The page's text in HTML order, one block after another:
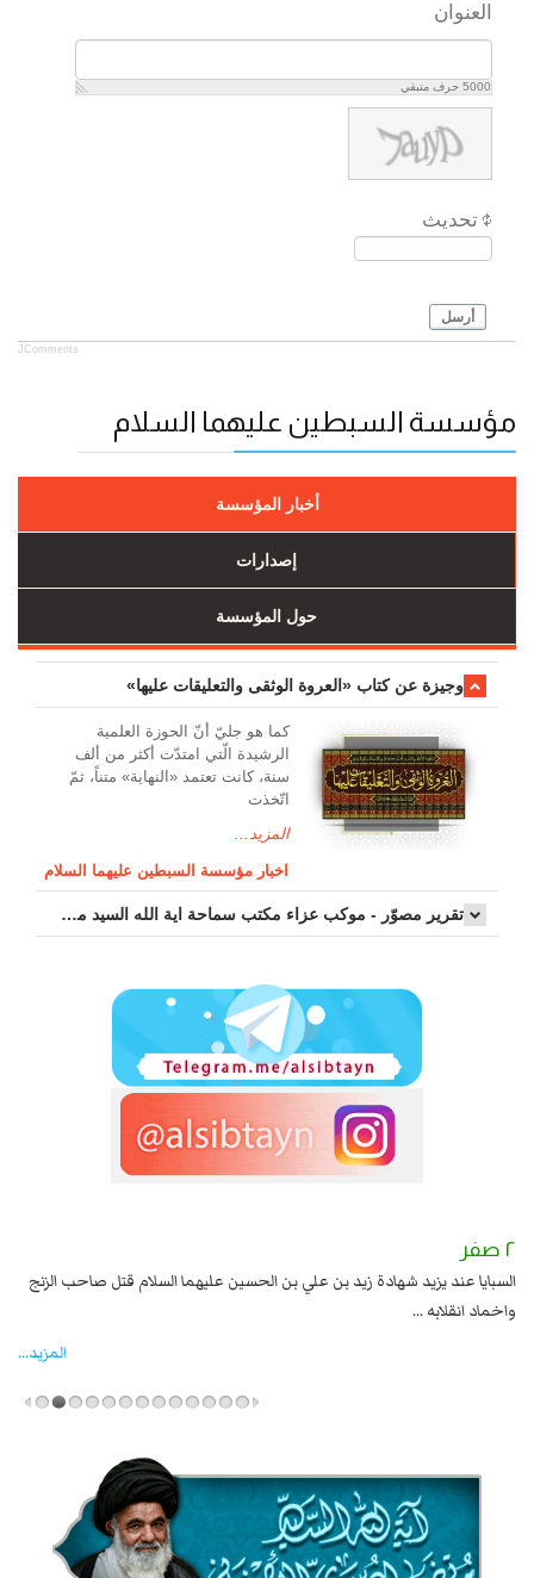
العنوان
5000 حرف متبقي
تحديث
أرسل
JComments
مؤسسة السبطين عليهما السلام
أخبار المؤسسة
إصدارات
حول المؤسسة
وجیزة عن کتاب «العروة الوثقی والتعلیقات علیها»
کما هو جليّ أنّ الحوزة العلمیة
الرشیدة الّتي امتدّت أكثر من ألف
سنة، كانت تعتمد «النهاية» متناً، ثمّ
اتّخذت
المزيد...
اخبار مؤسسة السبطين عليهما السلام
تقرير مصوّر - موكب عزاء مکتب سماحة اية الله السيد مرتضى الموسوي الاصفهاني في يوم إستشهاد السيدة فاطم...
٢ صفر
السبايا عند يزيد شهادة زيد بن علي بن الحسين عليهما السلام قتل صاحب الزنج
واخماد انقلابه ...
المزید...